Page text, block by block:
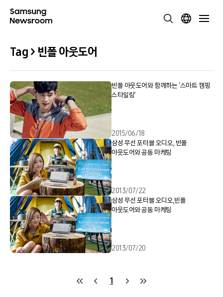
Tag > 빈폴 아웃도어
빈폴 아웃도어와 함께하는 ‘스마트 캠핑
스타일링’
2015/06/18
삼성 무선 포터블 오디오, 빈폴
아웃도어와 공동 마케팅
2013/07/22
삼성 무선 포터블 오디오,빈폴
아웃도어와 공동 마케팅
2013/07/20
1